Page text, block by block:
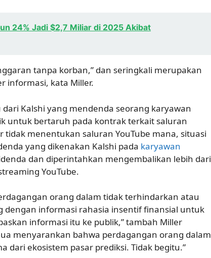
24% Jadi $2,7 Miliar di 2025 Akibat
tanpa korban,” dan seringkali merupakan
informasi, kata Miller.
Kalshi yang mendenda seorang karyawan
untuk bertaruh pada kontrak terkait saluran
tidak menentukan saluran YouTube mana, situasi
yang dikenakan Kalshi pada karyawan
dan diperintahkan mengembalikan lebih dari
YouTube.
orang dalam tidak terhindarkan atau
informasi rahasia insentif finansial untuk
informasi itu ke publik,” tambah Miller
menyarankan bahwa perdagangan orang dalam
dari ekosistem pasar prediksi. Tidak begitu.”